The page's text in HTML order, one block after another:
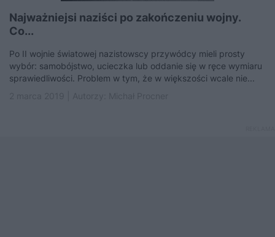
Najważniejsi naziści po zakończeniu wojny.
Co...
Po II wojnie światowej nazistowscy przywódcy mieli prosty
wybór: samobójstwo, ucieczka lub oddanie się w ręce wymiaru
sprawiedliwości. Problem w tym, że w większości wcale nie...